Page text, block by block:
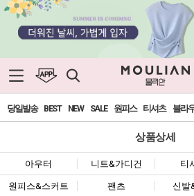
당일발송 BEST NEW SALE 원피스 티셔츠 블라
상품상세
아우터 니트&가디건 티
원피스&스커트 팬츠 신발